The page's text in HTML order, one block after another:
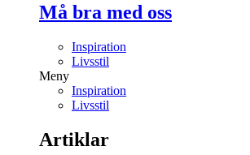
Må bra med oss
Inspiration
Livsstil
Meny
Inspiration
Livsstil
Artiklar